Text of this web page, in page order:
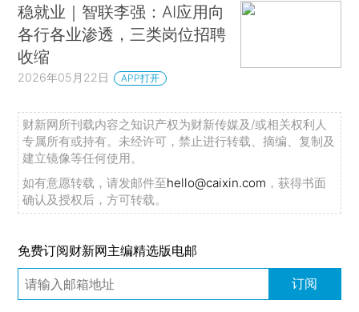
稳就业｜智联李强：AI应用向
各行各业渗透，三类岗位招聘
收缩
2026年05月22日 APP打开
财新网所刊载内容之知识产权为财新传媒及/或相关权利人
专属所有或持有。未经许可，禁止进行转载、摘编、复制及
建立镜像等任何使用。
如有意愿转载，请发邮件至hello@caixin.com ，获得书面
确认及授权后，方可转载。
免费订阅财新网主编精选版电邮
订阅